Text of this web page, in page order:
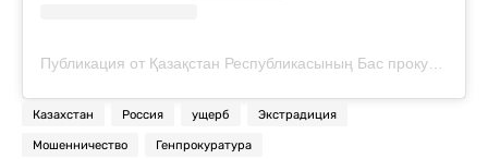
Публикация от Қазақстан Республикасының Бас прокуратурасы (@prokuratura.govkz)
Казахстан Россия ущерб Экстрадиция
Мошенничество Генпрокуратура